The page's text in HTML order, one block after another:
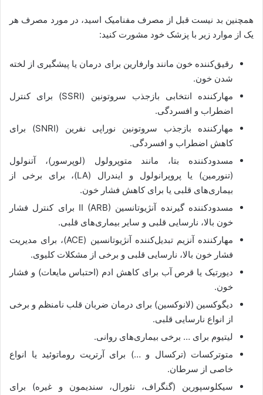
همچنین بد نیست قبل از مصرف مفنامیک اسید، در مورد مصرف هر
یک از موارد زیر با پزشک خود مشورت کنید:
رقیق‌کننده خون مانند وارفارین برای درمان یا پیشگیری از لخته
شدن خون.
مهارکننده انتخابی بازجذب سروتونین (SSRI) برای کنترل
اضطراب و افسردگی.
مهارکننده بازجذب سروتونین نوراپی نفرین (SNRI) برای
کاهش اضطراب و افسردگی.
مسدودکننده بتا، مانند متوپرولول (لوپرسور)، آتنولول
(تنورمین) یا پروپرانولول و ایندرال (LA)، برای برخی از
بیماری‌های قلبی یا برای کاهش فشار خون.
مسدودکننده گیرنده آنژیوتانسین II (ARB) برای کنترل فشار
خون بالا، نارسایی قلبی و سایر بیماری‌های قلبی.
مهارکننده آنزیم تبدیل‌کننده آنژیوتانسین (ACE)، برای مدیریت
فشار خون بالا، نارسایی قلبی و برخی از مشکلات کلیوی.
دیورتیک یا قرص آب برای کاهش ادم (احتباس مایعات) و فشار
خون.
دیگوکسین (لانوکسین) برای درمان ضربان قلب نامنظم و برخی
از انواع نارسایی قلبی.
لیتیوم برای … برخی بیماری‌های روانی.
متوترکسات (ترکسال و …) برای آرتریت روماتوئید یا انواع
خاصی از سرطان.
سیکلوسپورین (گنگراف، نئورال، سندیمون و غیره) برای